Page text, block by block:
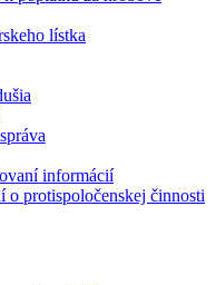
lístka
informácií
o protispoločenskej činnosti